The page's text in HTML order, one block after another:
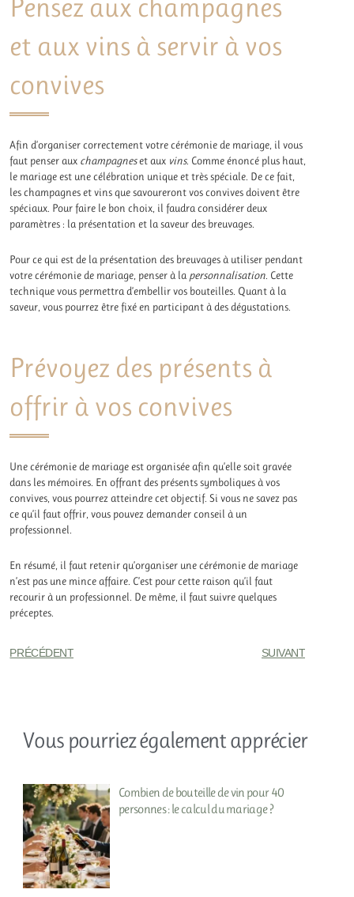
Pensez aux champagnes
et aux vins à servir à vos
convives
Afin d’organiser correctement votre cérémonie de mariage, il vous
faut penser aux champagneset aux vins. Comme énoncé plus haut,
le mariage est une célébration unique et très spéciale. De ce fait,
les champagnes et vins que savoureront vos convives doivent être
spéciaux. Pour faire le bon choix, il faudra considérer deux
paramètres : la présentation et la saveur des breuvages.
Pour ce qui est de la présentation des breuvages à utiliser pendant
votre cérémonie de mariage, penser à la personnalisation . Cette
technique vous permettra d’embellir vos bouteilles. Quant à la
saveur, vous pourrez être fixé en participant à des dégustations.
Prévoyez des présents à
offrir à vos convives
Une cérémonie de mariage est organisée afin qu’elle soit gravée
dans les mémoires. En offrant des présents symboliques à vos
convives, vous pourrez atteindre cet objectif. Si vous ne savez pas
ce qu’il faut offrir, vous pouvez demander conseil à un
professionnel.
En résumé, il faut retenir qu’organiser une cérémonie de mariage
n’est pas une mince affaire. C’est pour cette raison qu’il faut
recourir à un professionnel. De même, il faut suivre quelques
préceptes.
PRÉCÉDENT SUIVANT
Vous pourriez également apprécier
Combien de bouteille de vin pour 40
personnes : le calcul du mariage ?